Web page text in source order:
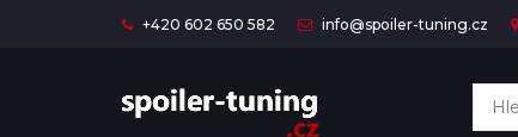
+420 602 650 582 info@spoiler-tuning.cz